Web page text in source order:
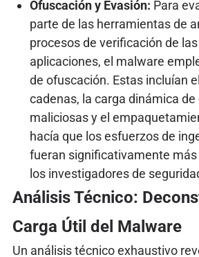
Ofuscación y Evasión: Para
parte de las herramientas de
procesos de verificación de
aplicaciones, el malware
de ofuscación. Estas incluían
cadenas, la carga dinámica
maliciosas y el
hacía que los esfuerzos de
fueran significativamente
los investigadores de
Análisis Técnico:
Carga Útil del Malware
Un análisis técnico exhaustivo